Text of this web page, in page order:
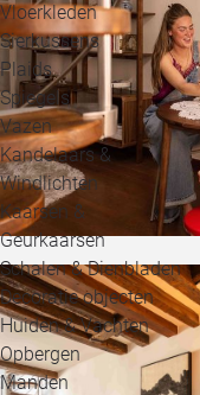
Vloerkleden
Sierkussens
Plaids
Spiegels
Vazen
Kandelaars &
Windlichten
Kaarsen &
Geurkaarsen
Schalen & Dienbladen
Decoratie objecten
Huiden & Vachten
Opbergen
Manden